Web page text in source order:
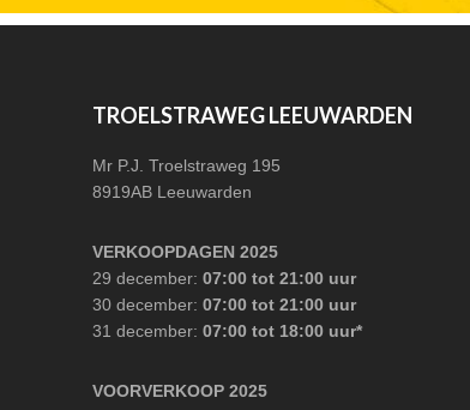
TROELSTRAWEG LEEUWARDEN
Mr P.J. Troelstraweg 195
8919AB Leeuwarden
VERKOOPDAGEN 2025
29 december:07:00 tot 21:00 uur
30 december:07:00 tot 21:00 uur
31 december:07:00 tot 18:00 uur*
VOORVERKOOP 2025